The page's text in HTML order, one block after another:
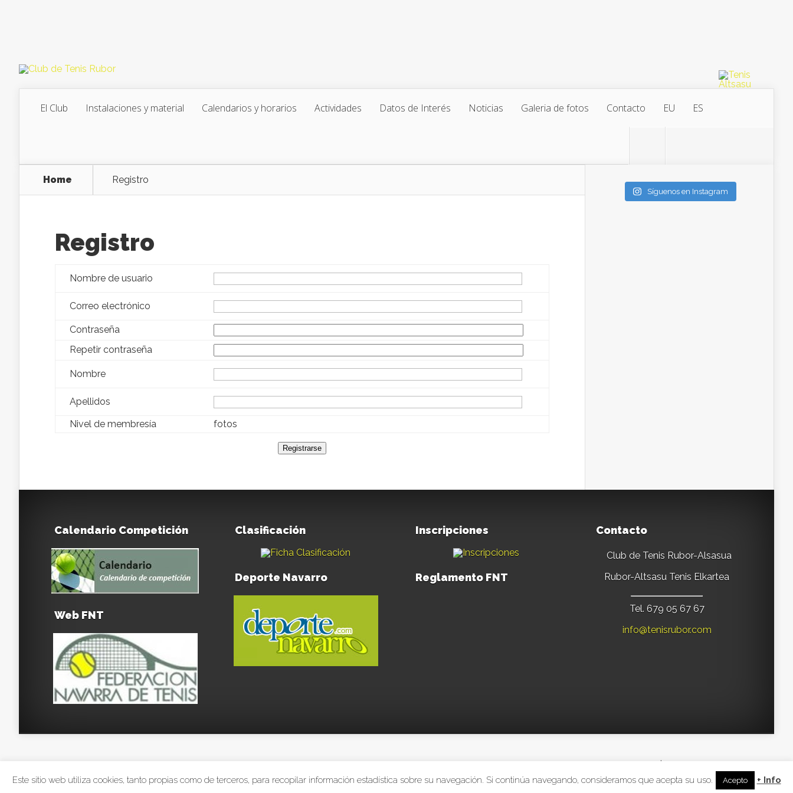
El Club Instalaciones y material Calendarios y horarios Actividades Datos de Interés Noticias Galeria de fotos Contacto EU ES
Home Registro
Registro
Nombre de usuario
Correo electrónico
Contraseña
Repetir contraseña
Nombre
Apellidos
Nivel de membresía
fotos
Síguenos en Instagram
Calendario Competición
Web FNT
Clasificación
Deporte Navarro
Inscripciones
Reglamento FNT
Contacto
Club de Tenis Rubor-Alsasua
Rubor-Altsasu Tenis Elkartea
Tel. 679 05 67 67
info@tenisrubor.com
| Powered by
Este sitio web utiliza cookies, tanto propias como de terceros, para recopilar información estadística sobre su navegación. Si continúa navegando, consideramos que acepta su uso. Acepto + Info